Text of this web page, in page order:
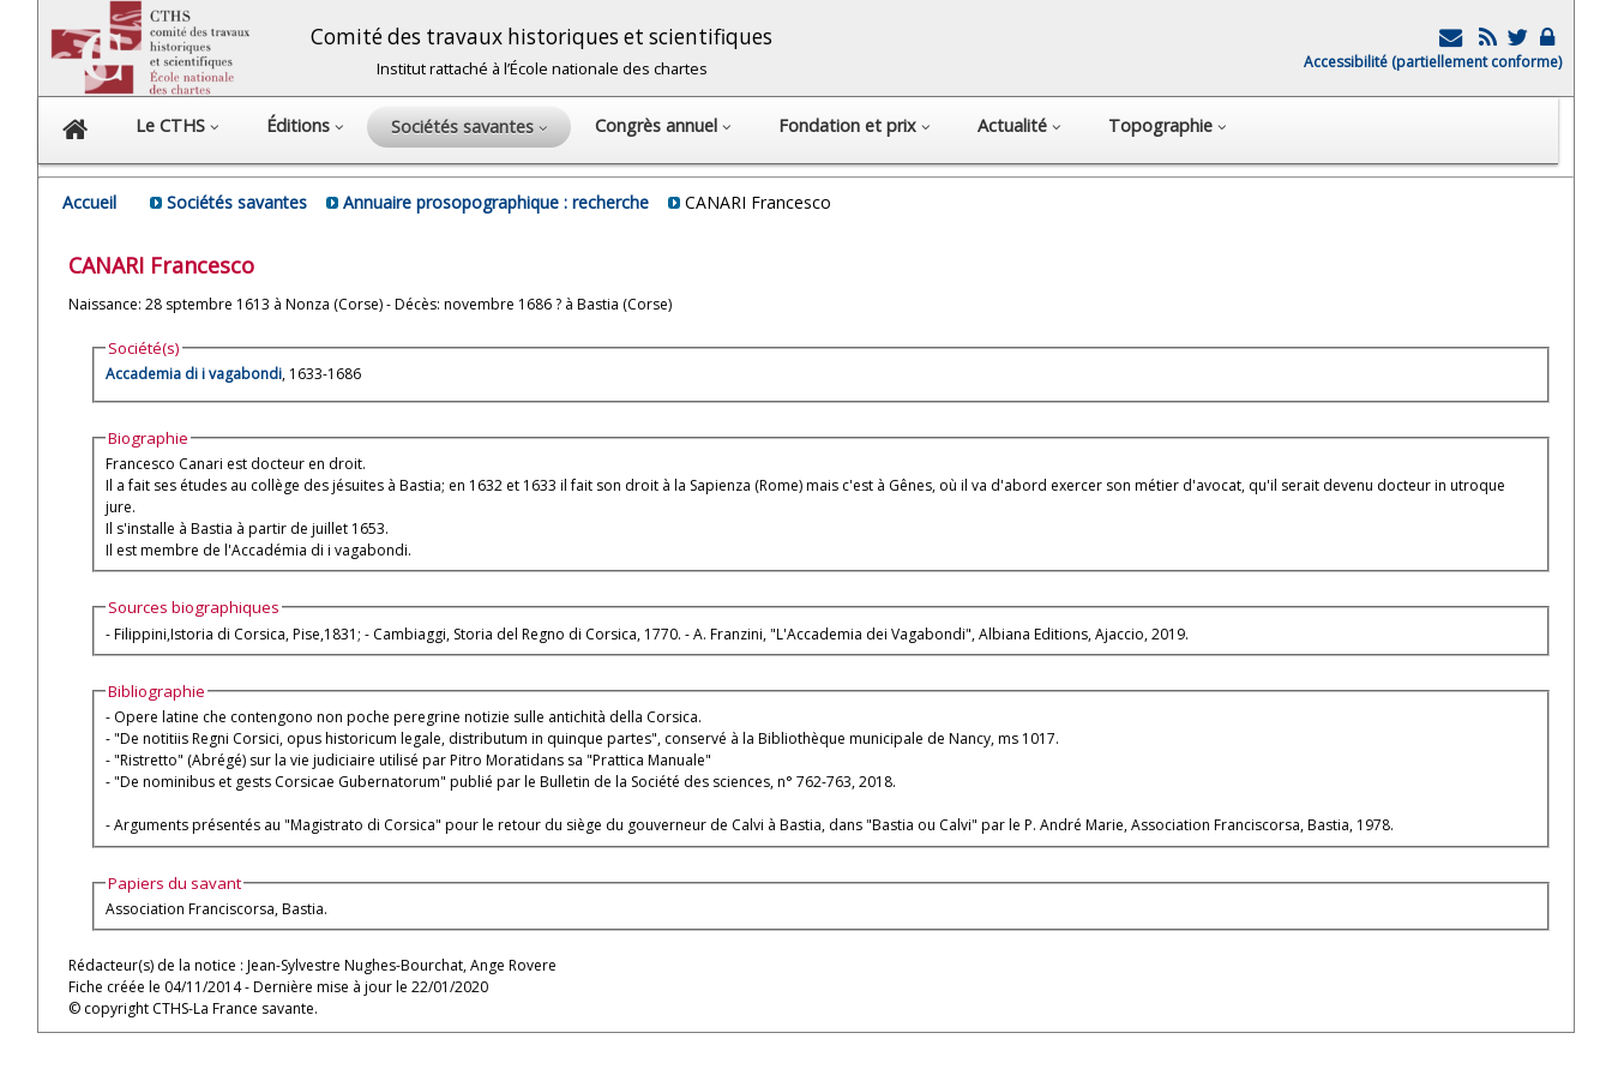
Comité des travaux historiques et scientifiques
Institut rattaché à l’École nationale des chartes Accessibilité (partiellement conforme)
Le CTHS Éditions Sociétés savantes Congrès annuel Fondation et prix Actualité Topographie
Accueil Sociétés savantes Annuaire prosopographique : recherche CANARI Francesco
CANARI Francesco
Naissance: 28 sptembre 1613 à Nonza (Corse) - Décès: novembre 1686 ? à Bastia (Corse)
Société(s)
Accademia di i vagabondi, 1633-1686
Biographie
Francesco Canari est docteur en droit.
Il a fait ses études au collège des jésuites à Bastia; en 1632 et 1633 il fait son droit à la Sapienza (Rome) mais c'est à Gênes, où il va d'abord exercer son métier d'avocat, qu'il serait devenu docteur in utroque
jure.
Il s'installe à Bastia à partir de juillet 1653.
Il est membre de l'Accadémia di i vagabondi.
Sources biographiques
- Filippini,Istoria di Corsica, Pise,1831; - Cambiaggi, Storia del Regno di Corsica, 1770. - A. Franzini, "L'Accademia dei Vagabondi", Albiana Editions, Ajaccio, 2019.
Bibliographie
- Opere latine che contengono non poche peregrine notizie sulle antichità della Corsica.
- "De notitiis Regni Corsici, opus historicum legale, distributum in quinque partes", conservé à la Bibliothèque municipale de Nancy, ms 1017.
- "Ristretto" (Abrégé) sur la vie judiciaire utilisé par Pitro Moratidans sa "Prattica Manuale"
- "De nominibus et gests Corsicae Gubernatorum" publié par le Bulletin de la Société des sciences, n° 762-763, 2018.
- Arguments présentés au "Magistrato di Corsica" pour le retour du siège du gouverneur de Calvi à Bastia, dans "Bastia ou Calvi" par le P. André Marie, Association Franciscorsa, Bastia, 1978.
Papiers du savant
Association Franciscorsa, Bastia.
Rédacteur(s) de la notice : Jean-Sylvestre Nughes-Bourchat, Ange Rovere
Fiche créée le 04/11/2014 - Dernière mise à jour le 22/01/2020
© copyright CTHS-La France savante.